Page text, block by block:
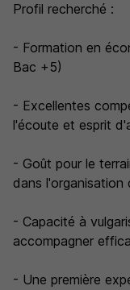
Profil recherché :
- Formation en
Bac +5)
- Excellentes
l'écoute et esprit
- Goût pour le
dans l'organisation
- Capacité à
accompagner
- Une première